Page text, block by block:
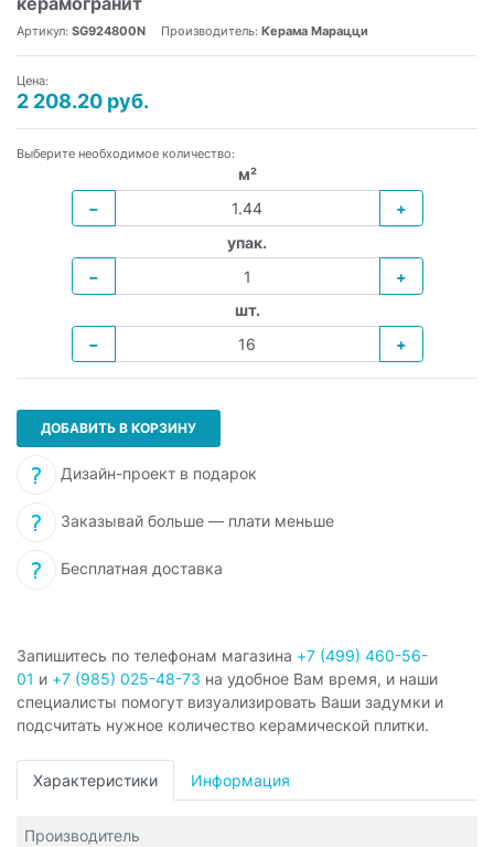
Артикул: SG924800N Производитель: Керама Марацци
Цена:
2 208.20 руб.
Выберите необходимое количество:
м²
−
+
упак.
−
+
шт.
−
+
ДОБАВИТЬ В КОРЗИНУ
Дизайн-проект в подарок
Заказывай больше — плати меньше
Бесплатная доставка
Запишитесь по телефонам магазина +7 (499) 460-56-
01 и +7 (985) 025-48-73 на удобное Вам время, и наши
специалисты помогут визуализировать Ваши задумки и
подсчитать нужное количество керамической плитки.
Характеристики Информация
Производитель